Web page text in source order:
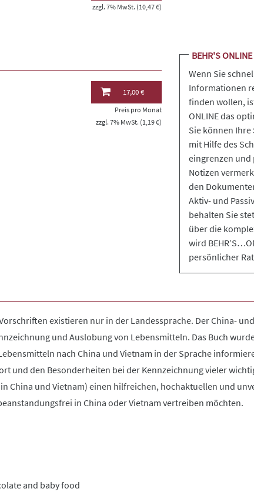
zzgl. 7% MwSt. (10,47 €)
17,00 €
Preis pro Monat
zzgl. 7% MwSt. (1,19 €)
BEHR'S ONLINE
Wenn Sie
Informationen
finden wollen,
ONLINE das
Sie können
mit Hilfe des
eingrenzen
Notizen
den
Aktiv- und
behalten Sie
über die
wird
persönlicher
existieren nur in der Landessprache. Der China-
und Auslobung von Lebensmitteln. Das Buch
nach China und Vietnam in der Sprache
und den Besonderheiten bei der Kennzeichnung vieler
China und Vietnam) einen hilfreichen, hochaktuellen und
in China oder Vietnam vertreiben möchten.
and baby food